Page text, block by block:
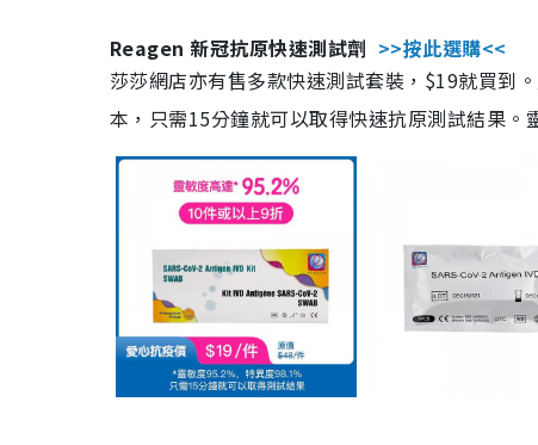
Reagen 新冠抗原快速測試劑 >>按此選購<<
莎莎網店亦有售多款快速測試套裝，$19就買到
本，只需15分鐘就可以取得快速抗原測試結果。